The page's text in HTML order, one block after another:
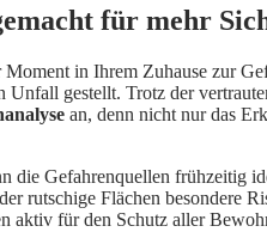
für mehr
in Ihrem Zuhause zur
Unfall gestellt. Trotz der
an, denn nicht nur das
die Gefahrenquellen frühzeitig
rutschige Flächen
aktiv für den Schutz aller